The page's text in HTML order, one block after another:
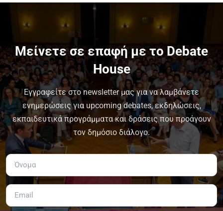
Μείνετε σε επαφή με το Debate
House
Εγγραφείτε στο newsletter μας για να λαμβάνετε
ενημερώσεις για upcoming debates, εκδηλώσεις,
εκπαιδευτικά προγράμματα και δράσεις που προάγουν
τον δημόσιο διάλογο.